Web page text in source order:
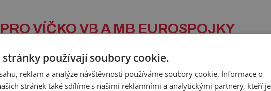
VÍČKO VB A MB EUROSPOJKY
tím se zamezí jejímu odpojení a ztrátě.
stránky používají soubory cookie.
reklam a analýze návštěvnosti používáme soubory cookie. Informace o
stránek také sdílíme s našimi reklamními a analytickými partnery, kteří je